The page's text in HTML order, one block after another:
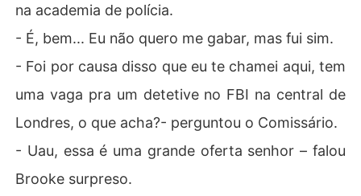
na academia de polícia.
- É, bem... Eu não quero me gabar, mas fui sim.
- Foi por causa disso que eu te chamei aqui, tem
uma vaga pra um detetive no FBI na central de
Londres, o que acha?- perguntou o Comissário.
- Uau, essa é uma grande oferta senhor – falou
Brooke surpreso.